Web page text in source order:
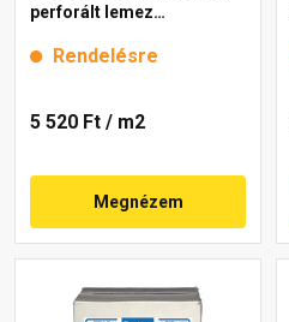
perforált lemez
Rendelésre
5 520 Ft / m2
Megnézem